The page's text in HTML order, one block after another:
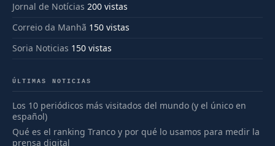
Jornal de Notícias 200 vistas
Correio da Manhã 150 vistas
Soria Noticias 150 vistas
ÚLTIMAS NOTICIAS
Los 10 periódicos más visitados del mundo (y el único en
español)
Qué es el ranking Tranco y por qué lo usamos para medir la
prensa digital